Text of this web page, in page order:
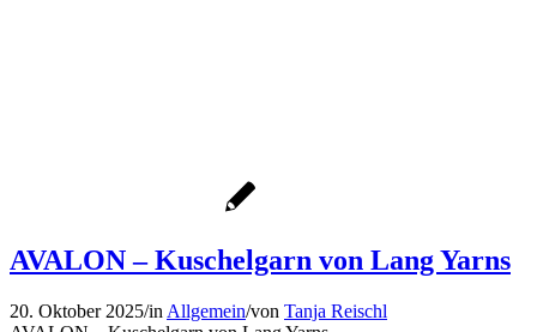
AVALON – Kuschelgarn von Lang Yarns
20. Oktober 2025/in Allgemein/von Tanja Reischl